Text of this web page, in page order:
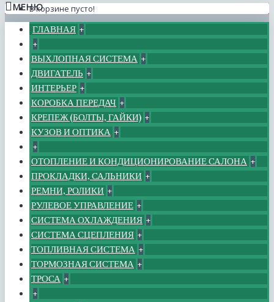
В корзине пусто!
МЕНЮ
ГЛАВНАЯ +
+
ВЫХЛОПНАЯ СИСТЕМА +
ДВИГАТЕЛЬ +
ИНТЕРЬЕР +
КОРОБКА ПЕРЕДАЧ +
КРЕПЕЖ (БОЛТЫ, ГАЙКИ) +
КУЗОВ И ОПТИКА +
+
ОТОПЛЕНИЕ И КОНДИЦИОНИРОВАНИЕ САЛОНА +
ПРОКЛАДКИ, САЛЬНИКИ +
РЕМНИ, РОЛИКИ +
РУЛЕВОЕ УПРАВЛЕНИЕ +
СИСТЕМА ОХЛАЖДЕНИЯ +
СИСТЕМА СЦЕПЛЕНИЯ +
ТОПЛИВНАЯ СИСТЕМА +
ТОРМОЗНАЯ СИСТЕМА +
ТРОСА +
+